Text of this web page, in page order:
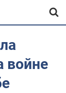
войне